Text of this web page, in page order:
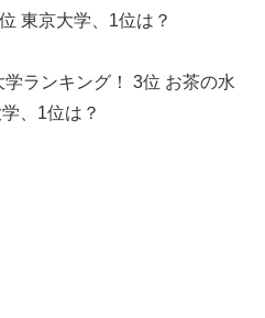
東京大学、1位は？
学ランキング！ 3位 お茶の水
、1位は？